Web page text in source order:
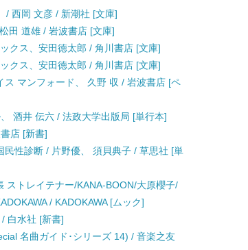
/ 西岡 文彦 / 新潮社 [文庫]
田 道雄 / 岩波書店 [文庫]
クス、安田徳太郎 / 角川書店 [文庫]
クス、安田徳太郎 / 角川書店 [文庫]
マンフォード、 久野 収 / 岩波書店 [ペ
酒井 伝六 / 法政大学出版局 [単行本]
店 [新書]
性診断 / 片野優、 須貝典子 / 草思社 [単
ストレイテナー/KANA-BOON/大原櫻子/
/ KADOKAWA [ムック]
白水社 [新書]
名曲ガイド･シリーズ 14) / 音楽之友